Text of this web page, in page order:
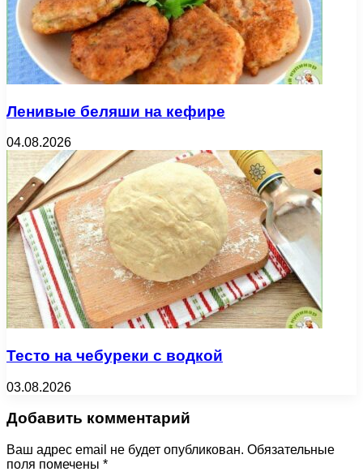
Ленивые беляши на кефире
04.08.2026
Тесто на чебуреки с водкой
03.08.2026
Добавить комментарий
Ваш адрес email не будет опубликован. Обязательные
поля помечены *